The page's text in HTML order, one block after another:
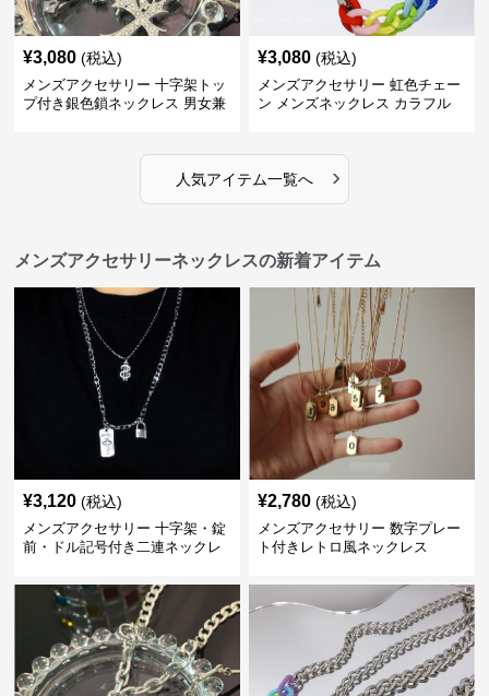
¥3,080 (税込)
メンズアクセサリー 十字架トッ
プ付き銀色鎖ネックレス 男女兼
¥3,080 (税込)
メンズアクセサリー 虹色チェー
ン メンズネックレス カラフル
人気アイテム一覧へ ›
メンズアクセサリーネックレスの新着アイテム
¥3,120 (税込)
メンズアクセサリー 十字架・錠
前・ドル記号付き二連ネックレ
¥2,780 (税込)
メンズアクセサリー 数字プレー
ト付きレトロ風ネックレス